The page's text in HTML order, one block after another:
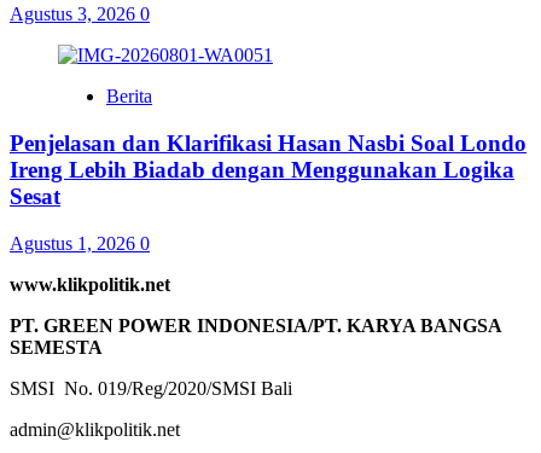
Agustus 3, 2026 0
Berita
Penjelasan dan Klarifikasi Hasan Nasbi Soal Londo
Ireng Lebih Biadab dengan Menggunakan Logika
Sesat
Agustus 1, 2026 0
www.klikpolitik.net
PT. GREEN POWER INDONESIA/PT. KARYA BANGSA
SEMESTA
SMSI No. 019/Reg/2020/SMSI Bali
admin@klikpolitik.net